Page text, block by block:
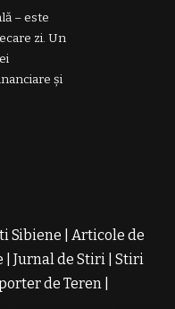
– este
zi. Un
și
Sibiene
Articole de
Jurnal de Stiri Stiri
de Teren